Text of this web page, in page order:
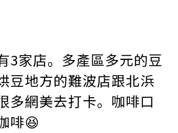
3家店。多產區多元的豆
豆地方的難波店跟北浜
多網美去打卡。咖啡口
啡😆